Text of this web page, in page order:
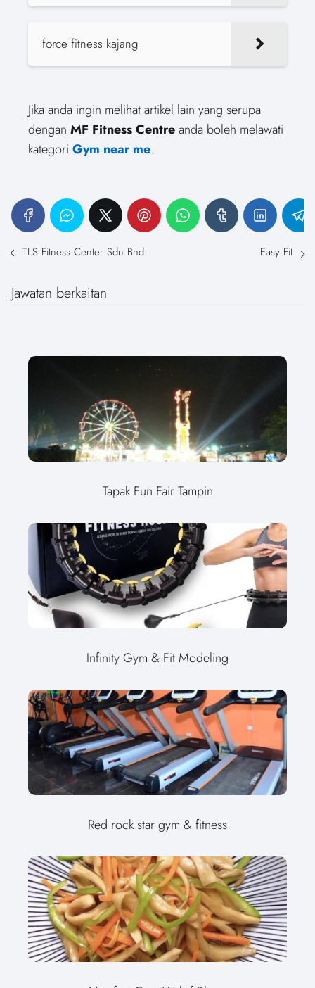
force fitness kajang
Jika anda ingin melihat artikel lain yang serupa
dengan MF Fitness Centreanda boleh melawati
kategori Gym near me.
TLS Fitness Center Sdn Bhd Easy Fit
Jawatan berkaitan
Tapak Fun Fair Tampin
Infinity Gym & Fit Modeling
Red rock star gym & fitness